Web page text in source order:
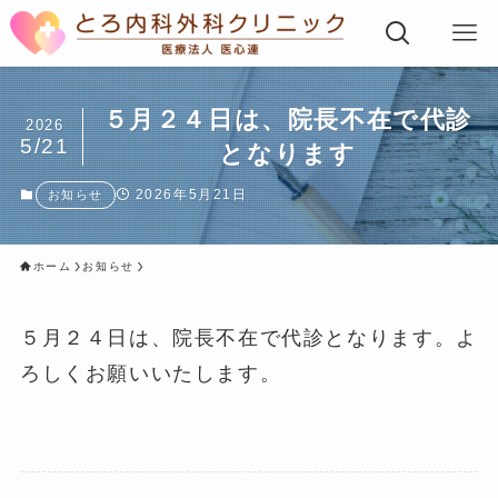
５月２４日は、院長不在で代診
となります
2026
5/21
お知らせ 2026年5月21日
ホーム お知らせ
５月２４日は、院長不在で代診となります。よ
ろしくお願いいたします。